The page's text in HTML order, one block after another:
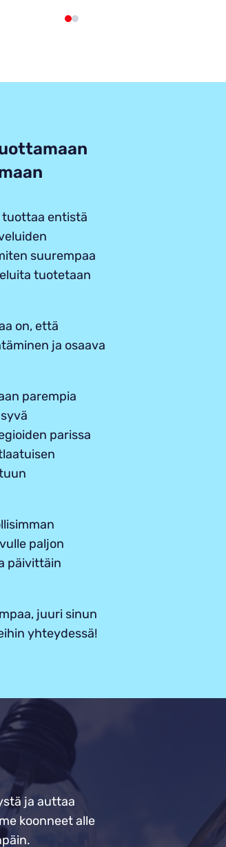
tuottaa entistä
suurempaa
tuotetaan
on, että
ja osaava
parempia
parissa
paljon
päivittäin
juuri sinun
yhteydessä!
ja auttaa
koonneet alle